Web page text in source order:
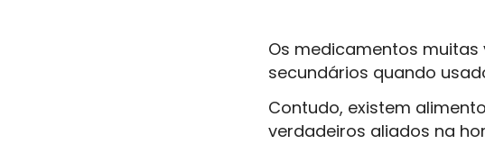
Os medicamentos
secundários quando
Contudo, existem
verdadeiros aliados na